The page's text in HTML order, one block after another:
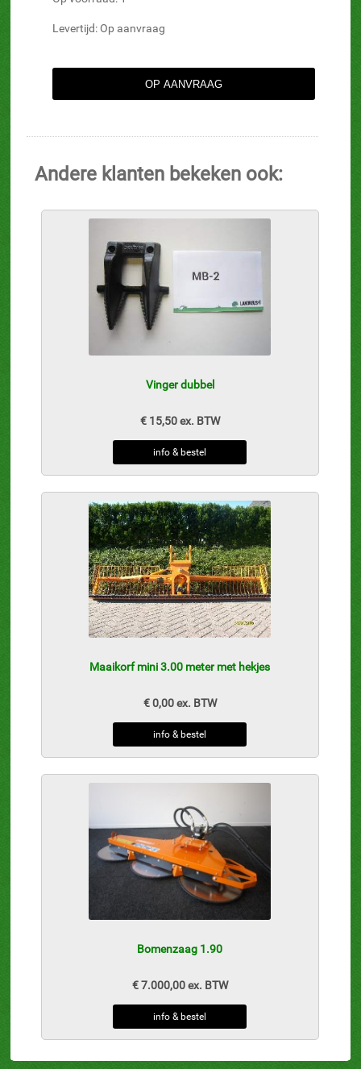
Levertijd: Op aanvraag
Andere klanten bekeken ook:
Vinger dubbel
€ 15,50 ex. BTW
info & bestel
Maaikorf mini 3.00 meter met hekjes
€ 0,00 ex. BTW
info & bestel
Bomenzaag 1.90
€ 7.000,00 ex. BTW
info & bestel